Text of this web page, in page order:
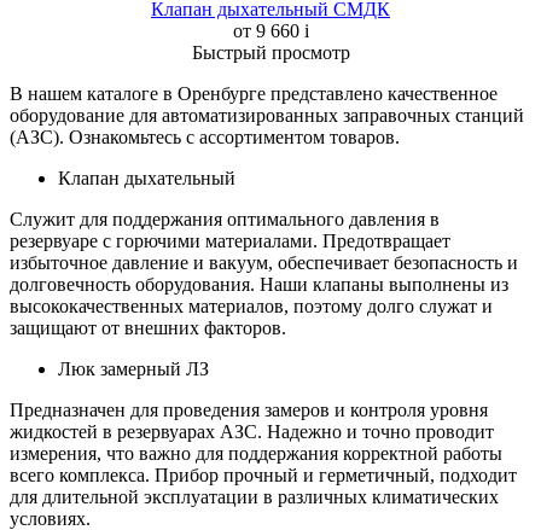
Клапан дыхательный СМДК
от 9 660 i
Быстрый просмотр
В нашем каталоге в Оренбурге представлено качественное
оборудование для автоматизированных заправочных станций
(АЗС). Ознакомьтесь с ассортиментом товаров.
Клапан дыхательный
Служит для поддержания оптимального давления в
резервуаре с горючими материалами. Предотвращает
избыточное давление и вакуум, обеспечивает безопасность и
долговечность оборудования. Наши клапаны выполнены из
высококачественных материалов, поэтому долго служат и
защищают от внешних факторов.
Люк замерный ЛЗ
Предназначен для проведения замеров и контроля уровня
жидкостей в резервуарах АЗС. Надежно и точно проводит
измерения, что важно для поддержания корректной работы
всего комплекса. Прибор прочный и герметичный, подходит
для длительной эксплуатации в различных климатических
условиях.